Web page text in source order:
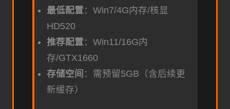
​最低配置​ ​：Win7/4G内存/核显
HD520
​推荐配置​ ​：Win11/16G内
存/GTX1660
​存储空间​ ​：需预留5GB（含后续更
新缓存）